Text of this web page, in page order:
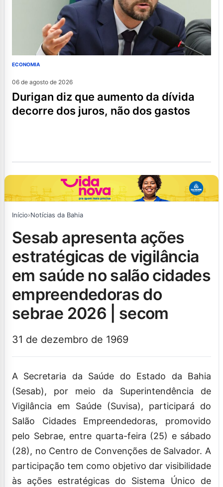
ECONOMIA
06 de agosto de 2026
durigan diz que aumento da dívida
decorre dos juros, não dos gastos
Início›Notícias da Bahia
sesab apresenta ações
estratégicas de vigilância
em saúde no salão cidades
empreendedoras do
sebrae 2026 | secom
31 de dezembro de 1969
A Secretaria da Saúde do Estado da Bahia
(Sesab), por meio da Superintendência de
Vigilância em Saúde (Suvisa), participará do
Salão Cidades Empreendedoras, promovido
pelo Sebrae, entre quarta-feira (25) e sábado
(28), no Centro de Convenções de Salvador. A
participação tem como objetivo dar visibilidade
às ações estratégicas do Sistema Único de